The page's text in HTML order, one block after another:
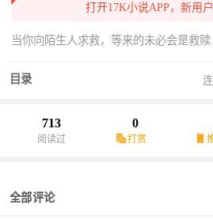
打开17K小说APP，新用
当你向陌生人求救，等来的未必会是救
目录
713
阅读过
0
打赏
全部评论